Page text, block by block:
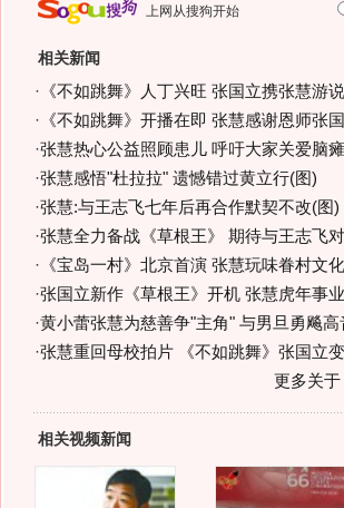
上网从搜狗开始
相关新闻
· 《不如跳舞》人丁兴旺 张国立携张慧游
· 《不如跳舞》开播在即 张慧感谢恩师张
·张慧热心公益照顾患儿 呼吁大家关爱脑
·张慧感悟"杜拉拉" 遗憾错过黄立行(图)
·张慧:与王志飞七年后再合作默契不改(图)
·张慧全力备战《草根王》 期待与王志飞
· 《宝岛一村》北京首演 张慧玩味眷村文
·张国立新作《草根王》开机 张慧虎年事
·黄小蕾张慧为慈善争"主角" 与男旦勇飚高
·张慧重回母校拍片 《不如跳舞》张国立
更多关于
相关视频新闻